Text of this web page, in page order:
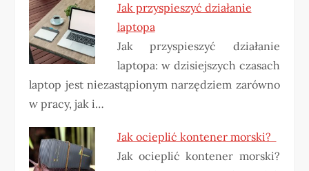
Jak przyspieszyć działanie
laptopa
Jak przyspieszyć działanie
laptopa: w dzisiejszych czasach
laptop jest niezastąpionym narzędziem zarówno
w pracy, jak i…
Jak ocieplić kontener morski?
Jak ocieplić kontener morski?